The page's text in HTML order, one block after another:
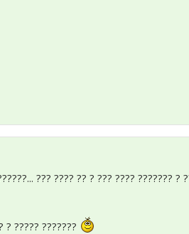
??? ???? ?? ? ??? ???? ???????
? ????? ???????